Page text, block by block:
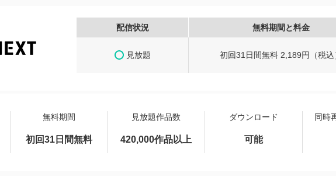
配信状況 無料期間と料金
見放題 初回31日間無料 2,189円（税込
無料期間 見放題作品数 ダウンロード 同時
初回31日間無料 420,000作品以上 可能